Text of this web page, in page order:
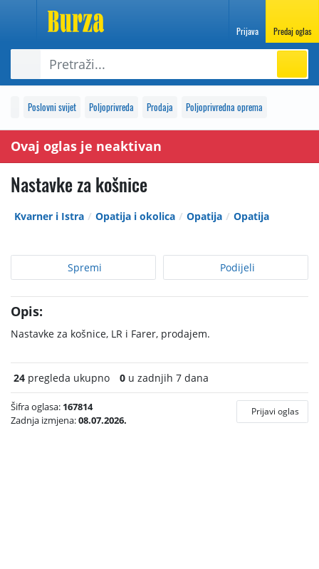
Prijava Predaj oglas
Poslovni svijet Poljoprivreda Prodaja Poljoprivredna oprema
Ovaj oglas je neaktivan
Nastavke za košnice
Kvarner i Istra Opatija i okolica Opatija Opatija
Spremi Podijeli
Opis:
Nastavke za košnice, LR i Farer, prodajem.
24 pregleda ukupno 0 u zadnjih 7 dana
Šifra oglasa: 167814
Zadnja izmjena:08.07.2026.
Prijavi oglas